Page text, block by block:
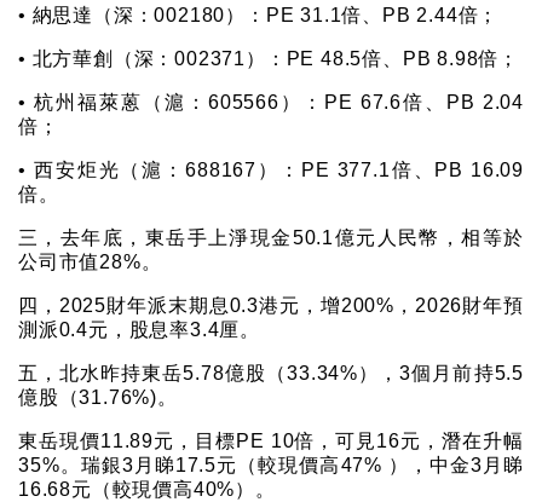
• 納思達（深：002180）：PE 31.1倍、PB 2.44倍；
• 北方華創（深：002371）：PE 48.5倍、PB 8.98倍；
• 杭州福萊蒽（滬：605566）：PE 67.6倍、PB 2.04
倍；
• 西安炬光（滬：688167）：PE 377.1倍、PB 16.09
倍。
三，去年底，東岳手上淨現金50.1億元人民幣，相等於
公司市值28%。
四，2025財年派末期息0.3港元，增200%，2026財年預
測派0.4元，股息率3.4厘。
五，北水昨持東岳5.78億股（33.34%），3個月前持5.5
億股（31.76%)。
東岳現價11.89元，目標PE 10倍，可見16元，潛在升幅
35%。瑞銀3月睇17.5元（較現價高47% ），中金3月睇
16.68元（較現價高40%）。